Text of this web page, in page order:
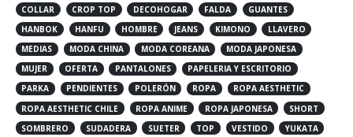
COLLAR
CROP TOP DECOHOGAR FALDA
GUANTES
HANBOK
HANFU HOMBRE JEANS KIMONO
LLAVERO
MEDIAS
MODA CHINA MODA COREANA
MODA JAPONESA
MUJER
OFERTA PANTALONES
PAPELERIA Y ESCRITORIO
PARKA
PENDIENTES POLERÓN ROPA
ROPA AESTHETIC
ROPA AESTHETIC CHILE
ROPA ANIME ROPA JAPONESA
SHORT
SOMBRERO
SUDADERA SUETER TOP VESTIDO YUKATA